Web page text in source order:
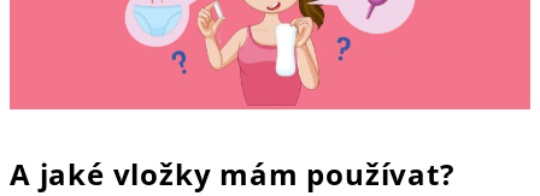
A jaké vložky mám používat?